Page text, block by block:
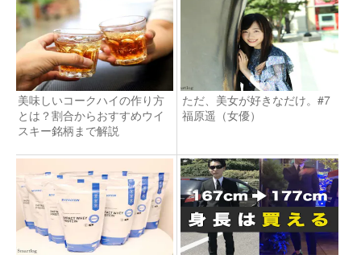
美味しいコークハイの作り方
とは？割合からおすすめウイ
スキー銘柄まで解説
ただ、美女が好きなだけ。#7
福原遥（女優）